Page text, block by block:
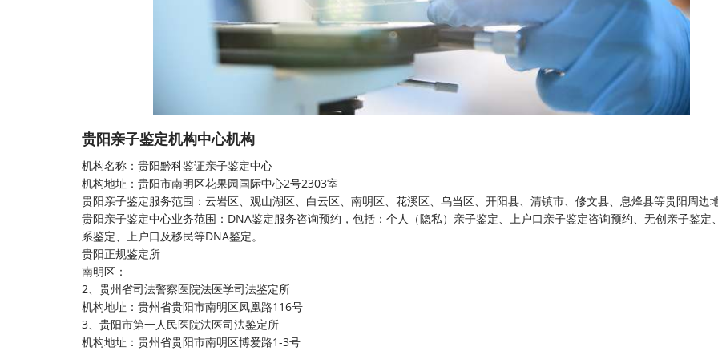
贵阳亲子鉴定机构中心机构
机构名称： 贵阳黔科鉴证亲子鉴定中心
机构地址：贵阳市南明区花果园国际中心2号2303室
贵阳亲子鉴定服务范围：云岩区、观山湖区、白云区、南明区、花溪区、乌当区、开阳县、清镇市、修文县、息烽县等贵阳周边
贵阳亲子鉴定中心业务范围：DNA鉴定服务咨询预约，包括：个人（隐私）亲子鉴定、上户口亲子鉴定咨询预约、无创亲子鉴定
系鉴定、上户口及移民等DNA鉴定。
贵阳正规鉴定所
南明区：
2、贵州省司法警察医院法医学司法鉴定所
机构地址：贵州省贵阳市南明区凤凰路116号
3、贵阳市第一人民医院法医司法鉴定所
机构地址：贵州省贵阳市南明区博爱路1-3号